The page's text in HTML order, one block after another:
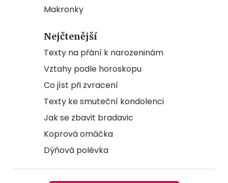
Makronky
Nejčtenější
Texty na přání k narozeninám
Vztahy podle horoskopu
Co jíst při zvracení
Texty ke smuteční kondolenci
Jak se zbavit bradavic
Koprová omáčka
Dýňová polévka